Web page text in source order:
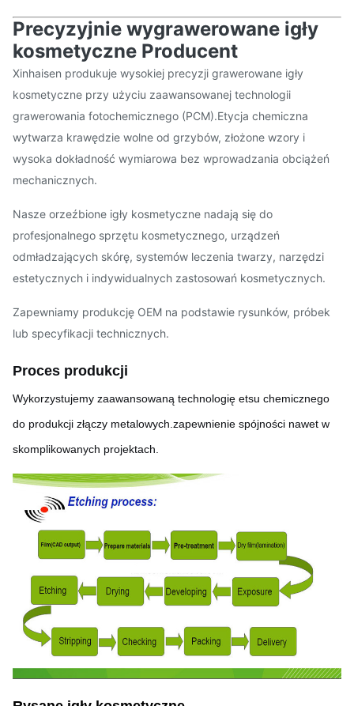
Precyzyjnie wygrawerowane igły
kosmetyczne Producent
Xinhaisen produkuje wysokiej precyzji grawerowane igły
kosmetyczne przy użyciu zaawansowanej technologii
grawerowania fotochemicznego (PCM).Etycja chemiczna
wytwarza krawędzie wolne od grzybów, złożone wzory i
wysoka dokładność wymiarowa bez wprowadzania obciążeń
mechanicznych.
Nasze orzeźbione igły kosmetyczne nadają się do
profesjonalnego sprzętu kosmetycznego, urządzeń
odmładzających skórę, systemów leczenia twarzy, narzędzi
estetycznych i indywidualnych zastosowań kosmetycznych.
Zapewniamy produkcję OEM na podstawie rysunków, próbek
lub specyfikacji technicznych.
Proces produkcji
Wykorzystujemy zaawansowaną technologię etsu chemicznego
do produkcji złączy metalowych.zapewnienie spójności nawet w
skomplikowanych projektach.